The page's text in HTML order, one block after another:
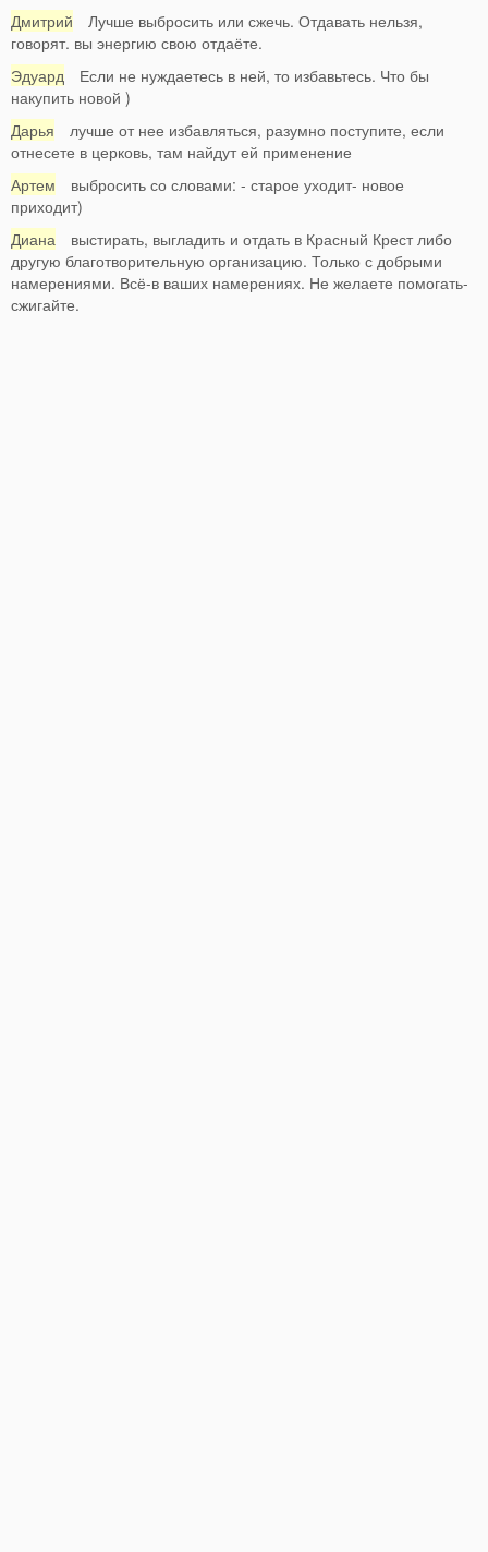
Дмитрий Лучше выбросить или сжечь. Отдавать нельзя,
говорят. вы энергию свою отдаёте.
Эдуард Если не нуждаетесь в ней, то избавьтесь. Что бы
накупить новой )
Дарья лучше от нее избавляться, разумно поступите, если
отнесете в церковь, там найдут ей применение
Артем выбросить со словами: - старое уходит- новое
приходит)
Диана выстирать, выгладить и отдать в Красный Крест либо
другую благотворительную организацию. Только с добрыми
намерениями. Всё-в ваших намерениях. Не желаете помогать-
сжигайте.